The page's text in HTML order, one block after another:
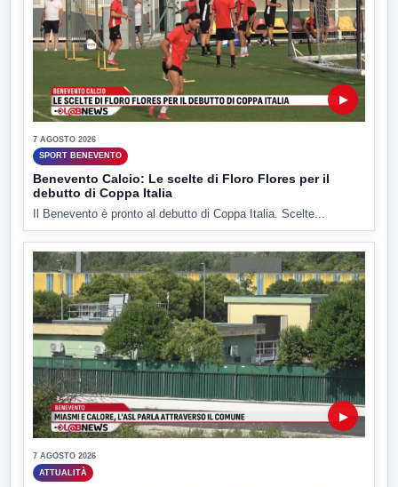
▶
7 AGOSTO 2026
SPORT BENEVENTO
Benevento Calcio: Le scelte di Floro Flores per il
debutto di Coppa Italia
Il Benevento è pronto al debutto di Coppa Italia. Scelte...
▶
7 AGOSTO 2026
ATTUALITÀ